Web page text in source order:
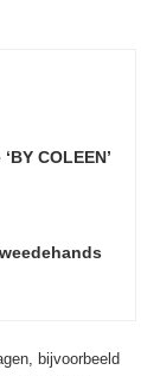
COLEEN’
bijvoorbeeld